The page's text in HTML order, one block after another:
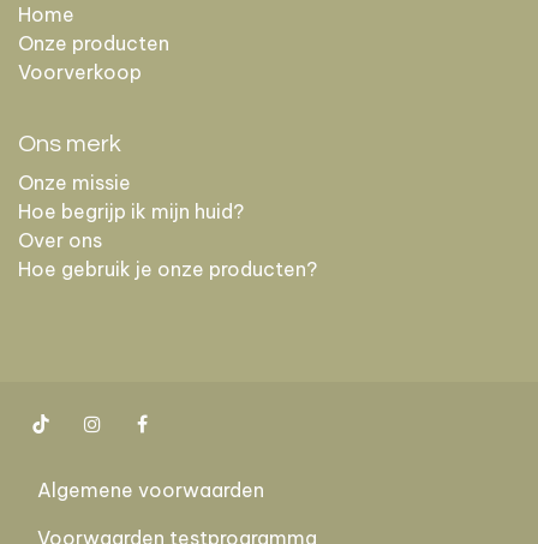
Home
Onze producten
Voorverkoop
Ons merk
Onze missie
Hoe begrijp ik mijn huid?
Over ons
Hoe gebruik je onze producten?
Algemene voorwaarden
Voorwaarden testprogramma